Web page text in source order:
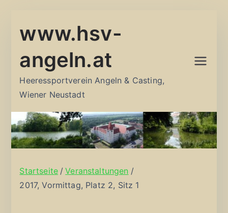
Inhalt
www.hsv-
angeln.at
Heeressportverein Angeln & Casting,
Wiener Neustadt
Startseite
Veranstaltungen
2017, Vormittag, Platz 2, Sitz 1